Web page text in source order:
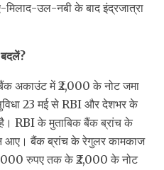
उल-नबी के बाद इंद्रजात्रा
अकाउंट में ₹2,000 के नोट जमा
23 मई से RBI और देशभर के
RBI के मुताबिक बैंक ब्रांच के
आए। बैंक ब्रांच के रेगुलर कामकाज
रुपए तक के ₹2,000 के नोट